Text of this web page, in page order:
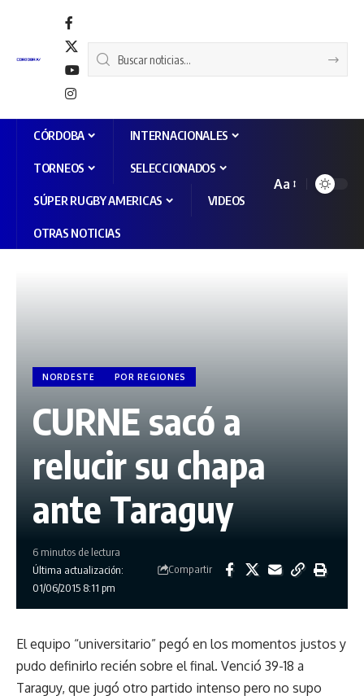
CÓRDOBA INTERNACIONALES
TORNEOS SELECCIONADOS
SÚPER RUGBY AMERICAS VIDEOS
OTRAS NOTICIAS
Aa
NORDESTE POR REGIONES
CURNE sacó a
relucir su chapa
ante Taraguy
Última actualización:
01/06/2015 8:11 pm
6 minutos de lectura
Compartir
El equipo “universitario” pegó en los momentos justos y
pudo definirlo recién sobre el final. Venció 39-18 a
Taraguy, que jugó otro partido intenso pero no supo